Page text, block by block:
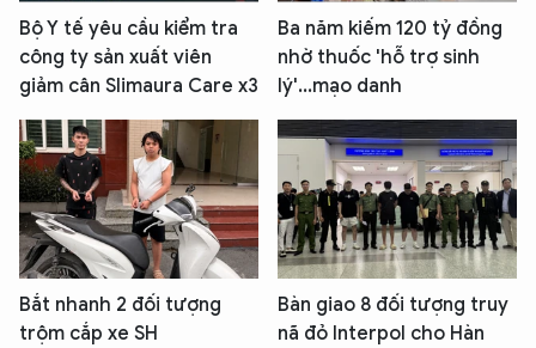
Bộ Y tế yêu cầu kiểm tra
công ty sản xuất viên
giảm cân Slimaura Care x3
Ba năm kiếm 120 tỷ đồng
nhờ thuốc 'hỗ trợ sinh
lý'...mạo danh
Bắt nhanh 2 đối tượng
trộm cắp xe SH
Bàn giao 8 đối tượng truy
nã đỏ Interpol cho Hàn